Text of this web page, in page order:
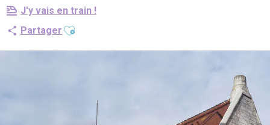
J'y vais en train !
Partager Ajouter aux favoris